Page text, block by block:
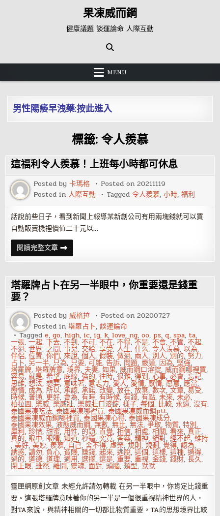
果凍威而鋼
健康議題 談運論命 人際互動
MENU
男性陽痿早洩藥:按此進入
標籤: 令人羨慕
這福利令人羨慕！上班每小時都可休息
Posted by卡瑪格 Posted on20211119
Posted in人際互動 Tagged令人羨慕,小時,福利
話說前些日子，看到新聞上報導某新創公司有用兩塊錢就可以買
自動販賣機裡價值二十元以…
閱讀完整文章這
福
利
人
羨
慕！
每
小
時
都
可
休
息
塔羅牌占卜在另一半眼中，你重要還是錢重
要？
Posted by威格拉 Posted on20200727
Posted in塔羅占卜,談運論命
Taggede,go, high, ic, ig, k, love, ng,oo, ps,q,spa, ta,
一張,一起,下去,不到,不可,不在,不得,不是,不會,不管,不起,
不過,世界, 之間,事兒, 交給,享受,人生,什么,令人羨慕,以為,
伴侶,位置,你們,來說,個人,假裝,做過, 兩人, 別人, 別的,努力,
占卜, 另一半, 只為, 只要,可能,告訴, 問題,嚴謹, 因為,堅強,
塔羅牌,塔羅牌意,境界, 夫妻,如果,威而鋼口溶錠,威而鋼哪裡買,
容易,就是,希望,底線,強的,往時,很難,得到,心事,必會,忘記,
思維,想法,想要, 意味著, 意志力, 愛人, 愛情,感情,愿意,應當,
戀情, 成為,所以,承認,承諾, 改變,放在,放棄,數次,文章,易受,
時候,普通, 更好, 會為,有時,有時候,有錢,有點,未來,未必,
柏拉圖,樂威,樂威壯,樂威壯口溶錠,樣子,每個, 比較,永遠,沒有,
泰國果凍吃法,泰國果凍哪裡買,泰國果凍威而鋼ptt,
泰國果凍威而鋼哪裡買,泰國果凍心得,泰國果凍成分,
泰國果凍效果,液態威而鋼,無數,無比,無法,爭取,物質,特別,
犀利,珍惜,甜蜜, 用性, 的頭,直覺,相信,相處,相關,看來,真正,
真的, 眼中, 眼睛,知道,秒鐘, 究竟,答案,精神,絕對,經不起,維持
,美好,美妙,羨慕, 自己,舍不得,虛榮,規則,規劃, 覺得,認為,
誘惑,請勿,負心,貧賤, 賺錢,起來,逃脫,這個,這樣,這種,過得,
過的,道德,道理,適用,選擇,還是,重要,重視,金錢,錢財,長久,
閉上眼,雖然,離開, 靈魂,面對,頭腦,類型, 默默
靈匣網原創文章 未經允許請勿轉載 在另一半眼中，你肯定比錢重
要。這張塔羅牌意味著你的另一半是一個很重視精神世界的人，
對TA來說，與精神相關的一切都比物質重要。TA的思想境界比較